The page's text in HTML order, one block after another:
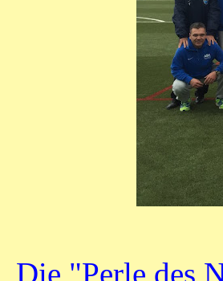
Die "Perle des